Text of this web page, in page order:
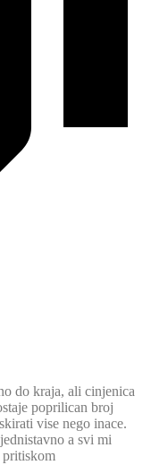
do kraja, ali cinjenica
poprilican broj
vise nego inace.
a svi mi
pritiskom